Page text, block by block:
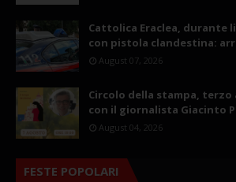
Cattolica Eraclea, durante
con pistola clandestina:
August 07, 2026
Circolo della stampa,
con il giornalista Giacinto
August 04, 2026
FESTE POPOLARI